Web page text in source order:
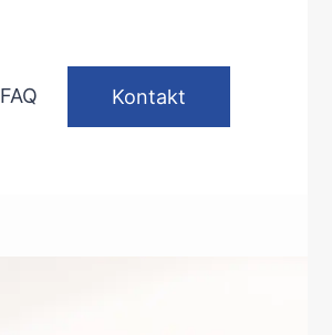
FAQ Kontakt